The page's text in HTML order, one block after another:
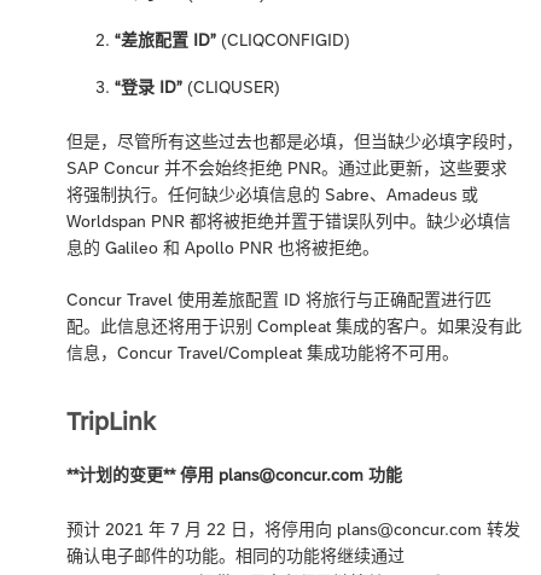
“差旅配置 ID” (CLIQCONFIGID)
“登录 ID” (CLIQUSER)
但是，尽管所有这些过去也都是必填，但当缺少必填字段时，
SAP Concur 并不会始终拒绝 PNR。通过此更新，这些要求
将强制执行。任何缺少必填信息的 Sabre、Amadeus 或
Worldspan PNR 都将被拒绝并置于错误队列中。缺少必填信
息的 Galileo 和 Apollo PNR 也将被拒绝。
Concur Travel 使用差旅配置 ID 将旅行与正确配置进行匹
配。此信息还将用于识别 Compleat 集成的客户。如果没有此
信息，Concur Travel/Compleat 集成功能将不可用。
TripLink
**计划的变更** 停用 plans@concur.com 功能
预计 2021 年 7 月 22 日，将停用向 plans@concur.com 转发
确认电子邮件的功能。相同的功能将继续通过